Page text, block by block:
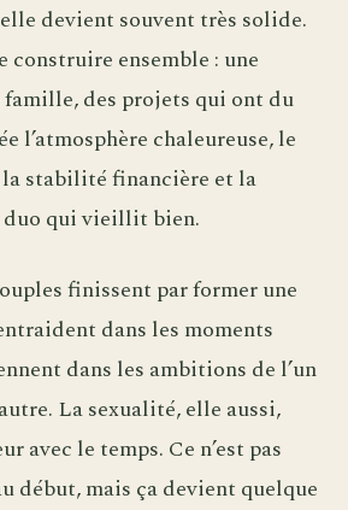
devient souvent très solide.
construire ensemble : une
famille, des projets qui ont du
l’atmosphère chaleureuse, le
stabilité financière et la
duo qui vieillit bien.
finissent par former une
dans les moments
dans les ambitions de l’un
La sexualité, elle aussi,
avec le temps. Ce n’est pas
début, mais ça devient quelque